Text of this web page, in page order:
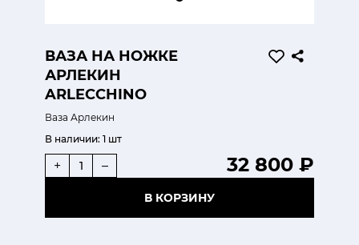
ВАЗА НА НОЖКЕ
АРЛЕКИН
ARLECCHINO
Ваза Арлекин
В наличии: 1 шт
32 800 ₽
+ –
В КОРЗИНУ